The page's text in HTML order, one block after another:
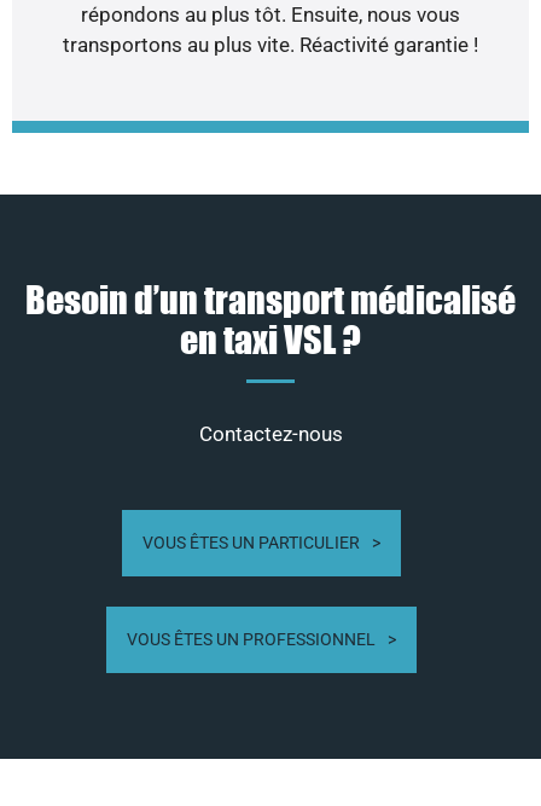
répondons au plus tôt. Ensuite, nous vous
transportons au plus vite. Réactivité garantie !
Besoin d’un transport médicalisé
en taxi VSL ?
Contactez-nous
VOUS ÊTES UN PARTICULIER
VOUS ÊTES UN PROFESSIONNEL